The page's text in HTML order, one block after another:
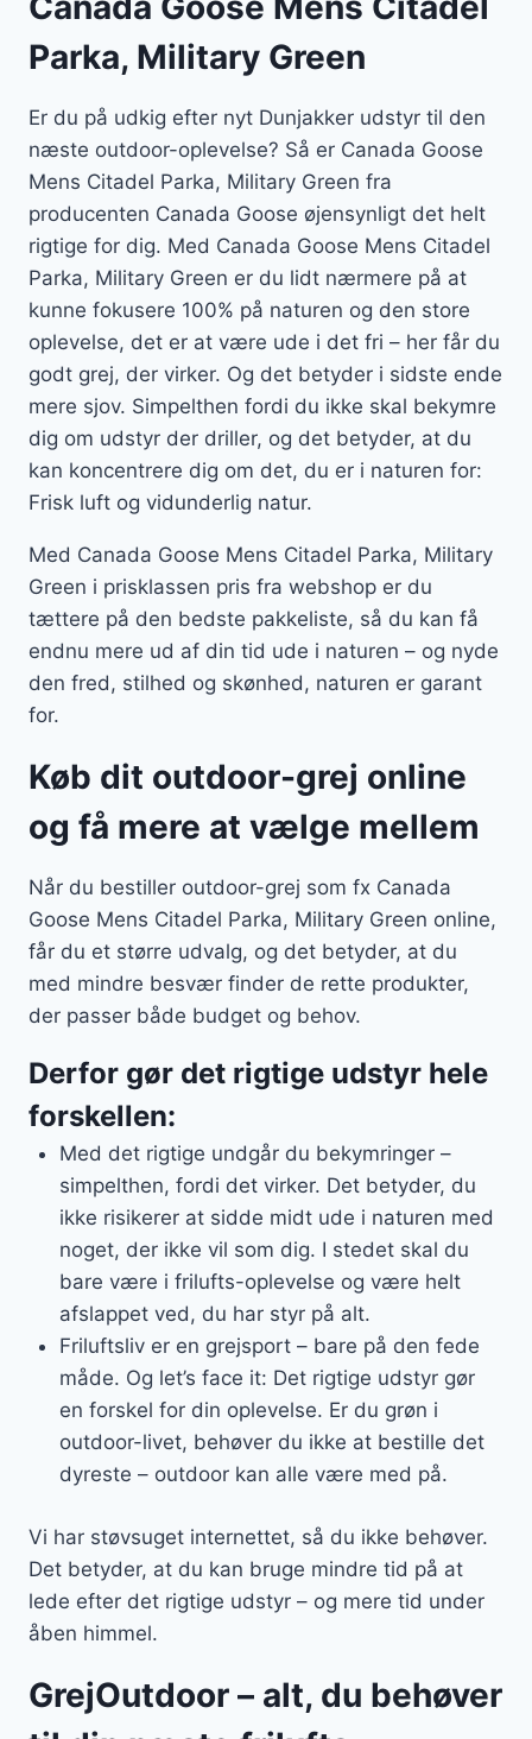
Parka, Military Green
Er du på udkig efter nyt Dunjakker udstyr til den
næste outdoor-oplevelse? Så er Canada Goose
Mens Citadel Parka, Military Green fra
producenten Canada Goose øjensynligt det helt
rigtige for dig. Med Canada Goose Mens Citadel
Parka, Military Green er du lidt nærmere på at
kunne fokusere 100% på naturen og den store
oplevelse, det er at være ude i det fri – her får du
godt grej, der virker. Og det betyder i sidste ende
mere sjov. Simpelthen fordi du ikke skal bekymre
dig om udstyr der driller, og det betyder, at du
kan koncentrere dig om det, du er i naturen for:
Frisk luft og vidunderlig natur.
Med Canada Goose Mens Citadel Parka, Military
Green i prisklassen pris fra webshop er du
tættere på den bedste pakkeliste, så du kan få
endnu mere ud af din tid ude i naturen – og nyde
den fred, stilhed og skønhed, naturen er garant
for.
Køb dit outdoor-grej online
og få mere at vælge mellem
Når du bestiller outdoor-grej som fx Canada
Goose Mens Citadel Parka, Military Green online,
får du et større udvalg, og det betyder, at du
med mindre besvær finder de rette produkter,
der passer både budget og behov.
Derfor gør det rigtige udstyr hele
forskellen:
Med det rigtige undgår du bekymringer –
simpelthen, fordi det virker. Det betyder, du
ikke risikerer at sidde midt ude i naturen med
noget, der ikke vil som dig. I stedet skal du
bare være i frilufts-oplevelse og være helt
afslappet ved, du har styr på alt.
Friluftsliv er en grejsport – bare på den fede
måde. Og let’s face it: Det rigtige udstyr gør
en forskel for din oplevelse. Er du grøn i
outdoor-livet, behøver du ikke at bestille det
dyreste – outdoor kan alle være med på.
Vi har støvsuget internettet, så du ikke behøver.
Det betyder, at du kan bruge mindre tid på at
lede efter det rigtige udstyr – og mere tid under
åben himmel.
GrejOutdoor – alt, du behøver